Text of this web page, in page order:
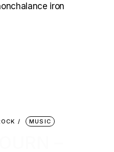
iron
MUSIC